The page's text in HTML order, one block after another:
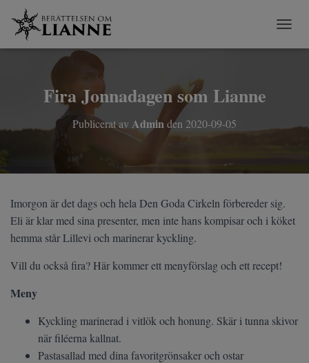
L
V
E
R
Fira Jonnadagen som Lianne
Publicerat av Adminden 2020-09-05
Imorgon är det dags och hela Den Goda Cirkeln förbereder sig.
Eli är klar med sina presenter, men inte hans kompisar och i köket
hemma står Lillevi och marinerar kyckling.
Vill du också fira? Här kommer ett menyförslag och ett recept!
Meny
Kyckling marinerad i vitlök och honung. Skär i tunna skivor
när filéerna kallnat.
Pastasallad med dina favoritgrönsaker och ostar